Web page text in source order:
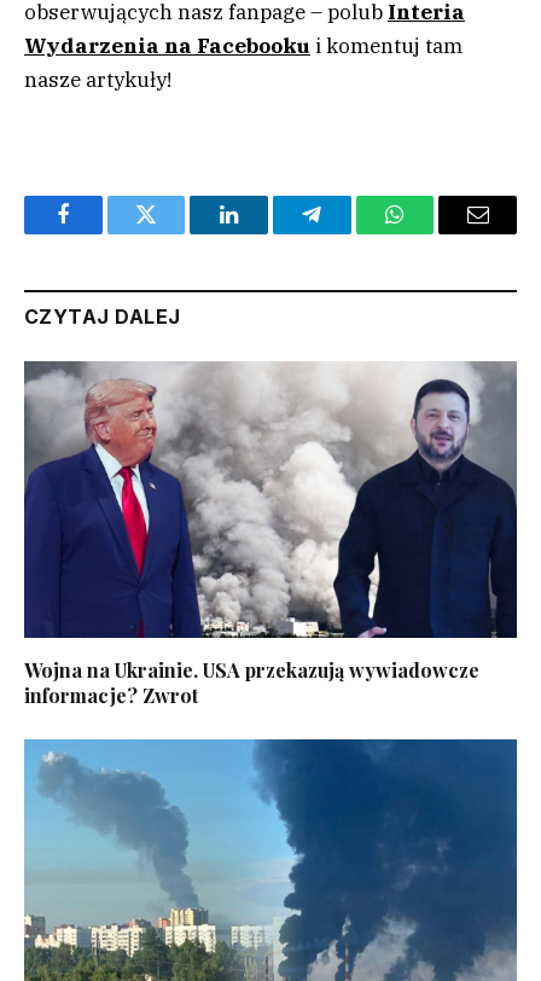
obserwujących nasz fanpage – polub Interia
Wydarzenia na Facebooku i komentuj tam
nasze artykuły!
FacebookTwitter LinkedInTelegramWhatsAppEmail
CZYTAJ DALEJ
Wojna na Ukrainie. USA przekazują wywiadowcze
informacje? Zwrot